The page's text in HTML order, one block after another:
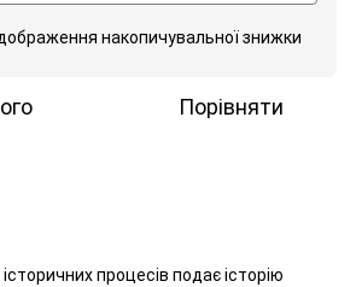
накопичувальної знижки
Порівняти
процесів подає історію